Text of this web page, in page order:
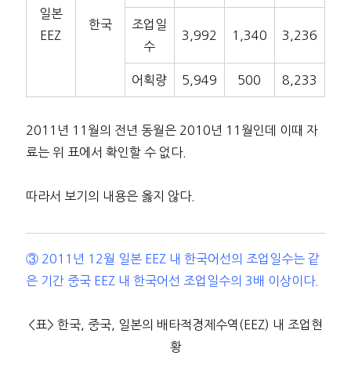
일본
EEZ
한국
조업일
수
3,992 1,340 3,236
어획량 5,949 500 8,233
2011년 11월의 전년 동월은 2010년 11월인데 이때 자
료는 위 표에서 확인할 수 없다.
따라서 보기의 내용은 옳지 않다.
③ 2011년 12월 일본 EEZ 내 한국어선의 조업일수는 같
은 기간 중국 EEZ 내 한국어선 조업일수의 3배 이상이다.
<표> 한국, 중국, 일본의 배타적경제수역(EEZ) 내 조업현
황